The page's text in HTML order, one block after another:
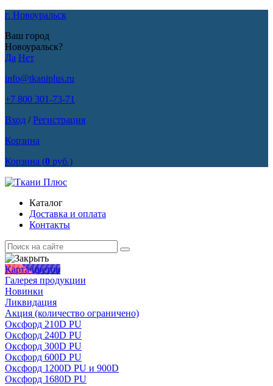
г. Новоуральск
Ваш город
Новоуральск?
Да Нет
info@tkaniplus.ru
+7 800 301-73-71
Вход /Регистрация
Корзина
Корзина (0 руб.)
Каталог
Доставка и оплата
Контакты
Карта цветов
Галерея продукции
Новинки
Ликвидация
Акция (количество ограничено)
Оксфорд 210D PU
Оксфорд 240D PU
Оксфорд 300D PU
Оксфорд 600D PU
Оксфорд 1200D PU и 900D
Оксфорд 1680D PU